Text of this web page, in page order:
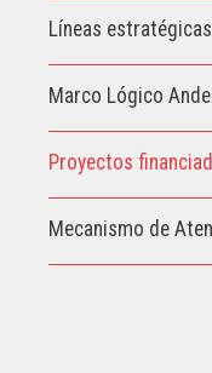
Líneas estratégicas
Marco Lógico
Proyectos
Mecanismo de